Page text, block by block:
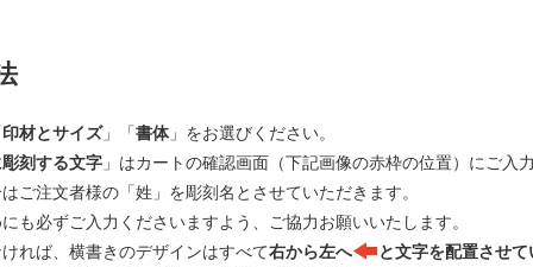
印材とサイズ」「書体」をお選びください。
刻する文字 」はカートの確認画面（下記画像の赤枠の位置）にご入
ご注文者様の「姓」を彫刻名とさせていただきます。
も必ずご入力くださいますよう、ご協力お願いいたします。
れば、横書きのデザインはすべて右から左へ
と文字を配置させ